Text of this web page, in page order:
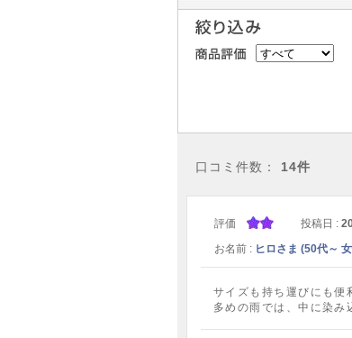
口コミ件数： 14件
評価 投稿日 :
お名前 : ヒロさま (50代～
サイズも持ち運びにも便
多めの雨では、中に染み